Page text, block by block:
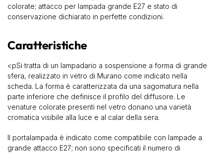
colorate; attacco per lampada grande E27 e stato di
conservazione dichiarato in perfette condizioni.
Caratteristiche
<pSi tratta di un lampadario a sospensione a forma di grande
sfera, realizzato in vetro di Murano come indicato nella
scheda. La forma è caratterizzata da una sagomatura nella
parte inferiore che definisce il profilo del diffusore. Le
venature colorate presenti nel vetro donano una varietà
cromatica visibile alla luce e al calar della sera.
Il portalampada è indicato come compatibile con lampade a
grande attacco E27; non sono specificati il numero di